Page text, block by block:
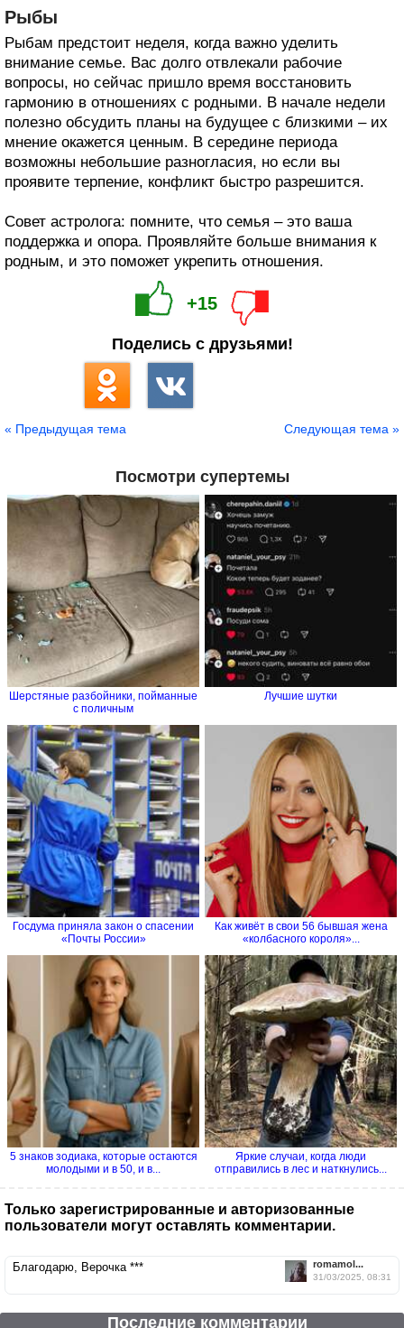
Рыбы
Рыбам предстоит неделя, когда важно уделить
внимание семье. Вас долго отвлекали рабочие
вопросы, но сейчас пришло время восстановить
гармонию в отношениях с родными. В начале недели
полезно обсудить планы на будущее с близкими – их
мнение окажется ценным. В середине периода
возможны небольшие разногласия, но если вы
проявите терпение, конфликт быстро разрешится.
Совет астролога: помните, что семья – это ваша
поддержка и опора. Проявляйте больше внимания к
родным, и это поможет укрепить отношения.
+15
Поделись с друзьями!
« Предыдущая тема Следующая тема »
Посмотри супертемы
Шерстяные разбойники, пойманные
с поличным
Лучшие шутки
Госдума приняла закон о спасении
«Почты России»
Как живёт в свои 56 бывшая жена
«колбасного короля»...
5 знаков зодиака, которые остаются
молодыми и в 50, и в...
Яркие случаи, когда люди
отправились в лес и наткнулись...
Только зарегистрированные и авторизованные
пользователи могут оставлять комментарии.
romamol...
31/03/2025, 08:31
Благодарю, Верочка ***
Последние комментарии